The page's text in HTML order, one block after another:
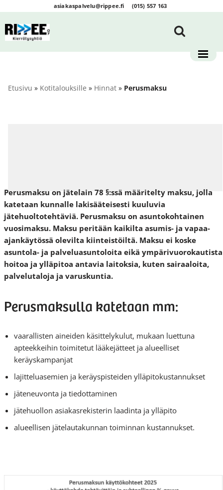
Siirry
suoraan
sisältöön
asiakaspalvelu@rippee.fi (015) 557 163
Etusivu » Kotitalouksille » Hinnat » Perusmaksu
Perusmaksu on jätelain 78 §:ssä määritelty maksu, jolla
katetaan kunnalle lakisääteisesti kuuluvia
jätehuoltotehtäviä. Perusmaksu on asuntokohtainen
vuosimaksu. Maksu peritään kaikilta asumis- ja vapaa-
ajankäytössä olevilta kiinteistöiltä. Maksu ei koske
asuntola- ja palveluasuntoloita eikä ympärivuorokautista
hoitoa ja ylläpitoa antavia laitoksia, kuten sairaaloita,
palvelutaloja ja varuskuntia.
Perusmaksulla katetaan mm:
vaarallisten aineiden käsittelykulut, mukaan luettuna
apteekkeihin toimitetut lääkejätteet ja alueelliset
keräyskampanjat
lajitteluasemien ja keräyspisteiden ylläpitokustannukset
jäteneuvonta ja tiedottaminen
jätehuollon asiakasrekisterin laadinta ja ylläpito
alueellisen jätelautakunnan toiminnan kustannukset.